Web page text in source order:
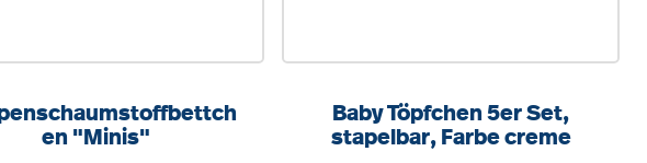
en "Minis"
Baby Töpfchen 5er Set,
stapelbar, Farbe creme